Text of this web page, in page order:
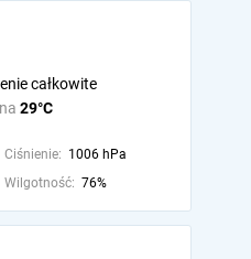
29°C
całkowite
Ciśnienie: 1006 hPa
Wilgotność: 76%